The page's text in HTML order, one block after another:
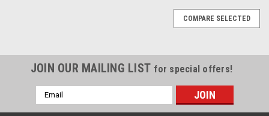
COMPARE SELECTED
JOIN OUR MAILING LIST for special offers!
Email
Address